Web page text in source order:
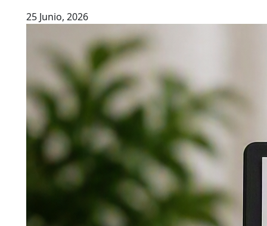
25 Junio, 2026